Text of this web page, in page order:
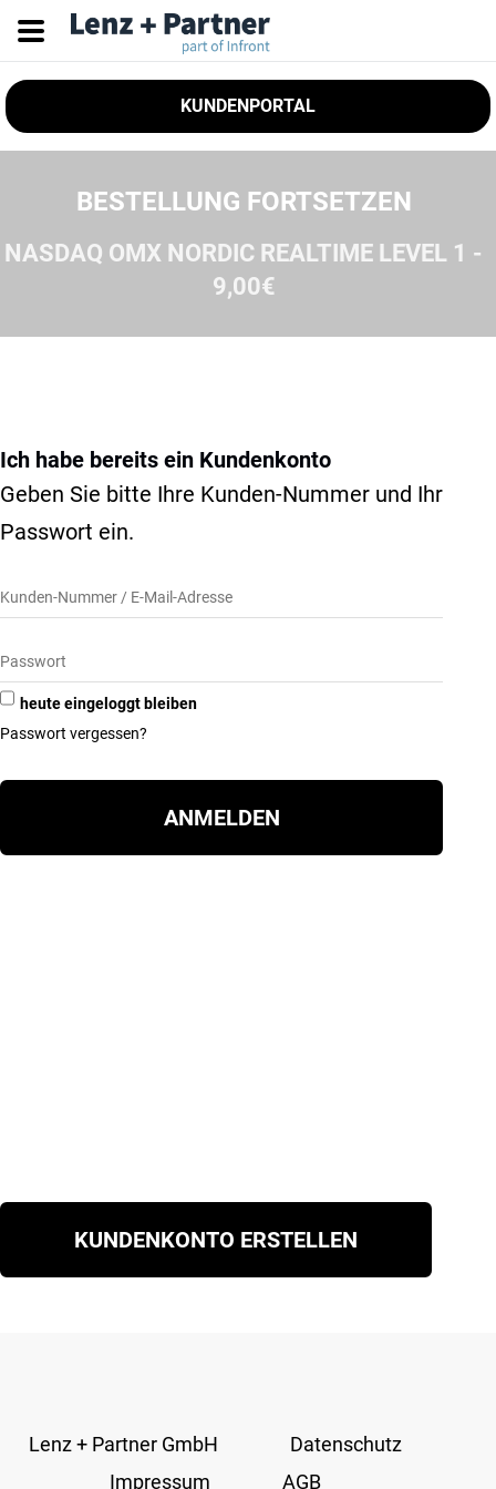
KUNDENPORTAL
BESTELLUNG FORTSETZEN
NASDAQ OMX NORDIC REALTIME LEVEL 1 -
9,00€
Ich habe bereits ein Kundenkonto
Geben Sie bitte Ihre Kunden-Nummer und Ihr
Passwort ein.
heute eingeloggt bleiben
Passwort vergessen?
ANMELDEN
KUNDENKONTO ERSTELLEN
Lenz + Partner GmbH
Datenschutz
Impressum
AGB